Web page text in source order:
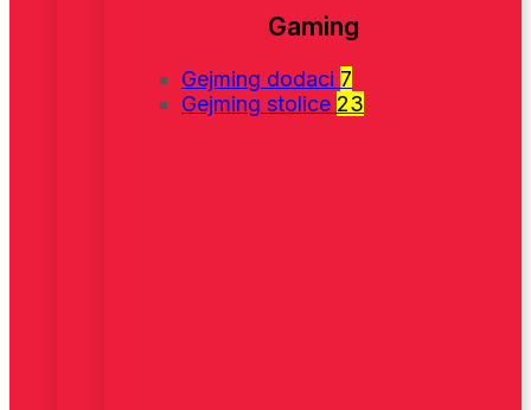
Gaming
Gejming dodaci 7
Gejming stolice 23